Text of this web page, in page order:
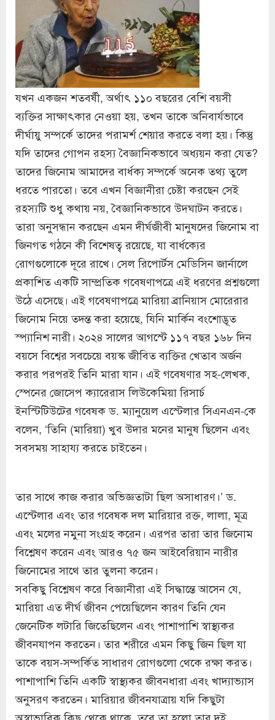
যখন একজন শতবর্ষী, অর্থাৎ ১১০ বছরের বেশি বয়সী
ব্যক্তির সাক্ষাৎকার নেওয়া হয়, তখন তাকে অনিবার্যভাবে
দীর্ঘায়ু সম্পর্কে তাদের পরামর্শ শেয়ার করতে বলা হয়। কিন্তু
যদি তাদের গোপন রহস্য বৈজ্ঞানিকভাবে অধ্যয়ন করা যেত?
তাদের জিনোম আমাদের বার্ধক্য সম্পর্কে অনেক তথ্য তুলে
ধরতে পারতো। তবে এখন বিজ্ঞানীরা চেষ্টা করছেন সেই
রহস্যটি শুধু কথায় নয়, বৈজ্ঞানিকভাবে উদ্ঘাটন করতে।
তারা অনুসন্ধান করছেন এমন দীর্ঘজীবী মানুষদের জিনোম বা
জিনগত গঠনে কী বিশেষত্ব রয়েছে, যা বার্ধক্যের
রোগগুলোকে দূরে রাখে। সেল রিপোর্টস মেডিসিন জার্নালে
প্রকাশিত একটি সাম্প্রতিক গবেষণাপত্রে এই ধরণের প্রশ্নগুলো
উঠে এসেছে। এই গবেষণাপত্রে মারিয়া ব্রানিয়াস মোরেরার
জিনোম নিয়ে তদন্ত করা হয়েছে, যিনি মার্কিন বংশোদ্ভূত
স্প্যানিশ নারী। ২০২৪ সালের আগস্টে ১১৭ বছর ১৬৮ দিন
বয়সে বিশ্বের সবচেয়ে বয়স্ক জীবিত ব্যক্তির খেতাব অর্জন
করার পরপরই তিনি মারা যান। এই গবেষণার সহ-লেখক,
স্পেনের জোসেপ ক্যারেরাস লিউকেমিয়া রিসার্চ
ইনস্টিটিউটের গবেষক ড. ম্যানুয়েল এস্টেলার সিএনএন-কে
বলেন, ‘তিনি (মারিয়া) খুব উদার মনের মানুষ ছিলেন এবং
সবসময় সাহায্য করতে চাইতেন।
তার সাথে কাজ করার অভিজ্ঞতাটা ছিল অসাধারণ।’ ড.
এস্টেলার এবং তার গবেষক দল মারিয়ার রক্ত, লালা, মূত্র
এবং মলের নমুনা সংগ্রহ করেন। এরপর তারা তার জিনোম
বিশ্লেষণ করেন এবং আরও ৭৫ জন আইবেরিয়ান নারীর
জিনোমের সাথে তার তুলনা করেন।
সবকিছু বিশ্লেষণ করে বিজ্ঞানীরা এই সিদ্ধান্তে আসেন যে,
মারিয়া এত দীর্ঘ জীবন পেয়েছিলেন কারণ তিনি যেন
জেনেটিক লটারি জিতেছিলেন এবং পাশাপাশি স্বাস্থ্যকর
জীবনযাপন করতেন। তার শরীরে এমন কিছু জিন ছিল যা
তাকে বয়স-সম্পর্কিত সাধারণ রোগগুলো থেকে রক্ষা করত।
পাশাপাশি তিনি একটি স্বাস্থ্যকর জীবনধারা এবং খাদ্যাভ্যাস
অনুসরণ করতেন। মারিয়ার জীবনযাত্রায় যদি কিছুটা
অস্বাভাবিক কিছু থেকে থাকে, তবে তা হলো তার দই